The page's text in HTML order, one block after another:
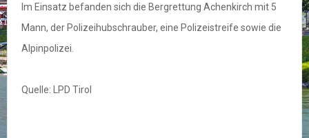
Im Einsatz befanden sich die Bergrettung Achenkirch mit 5
Mann, der Polizeihubschrauber, eine Polizeistreife sowie die
Alpinpolizei.
Quelle: LPD Tirol